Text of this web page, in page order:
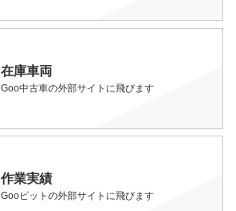
在庫車両
Goo中古車の外部サイトに飛びます
作業実績
Gooピットの外部サイトに飛びます